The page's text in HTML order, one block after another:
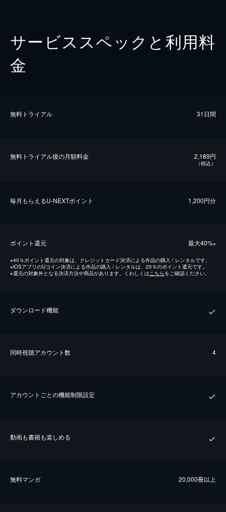
サービススペックと利用料
金
無料トライアル 31日間
無料トライアル後の⽉額料金 2,189円
（税込）
毎⽉もらえるU-NEXTポイント 1,200円分
ポイント還元 最⼤40%※
※40％ポイント還元の対象は、クレジットカード決済による作品の購入 / レンタルです。
※iOSアプリのUコイン決済による作品の購入 / レンタルは、20％のポイント還元です。
※還元の対象外となる決済方法や商品があります。くわしくはこちらをご確認ください。
ダウンロード機能
同時視聴アカウント数 4
アカウントごとの機能制限設定
動画も書籍も楽しめる
無料マンガ 20,000冊以上